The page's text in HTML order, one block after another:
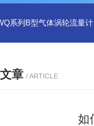
系列B型气体涡轮流量计
章 / ARTICLE
如